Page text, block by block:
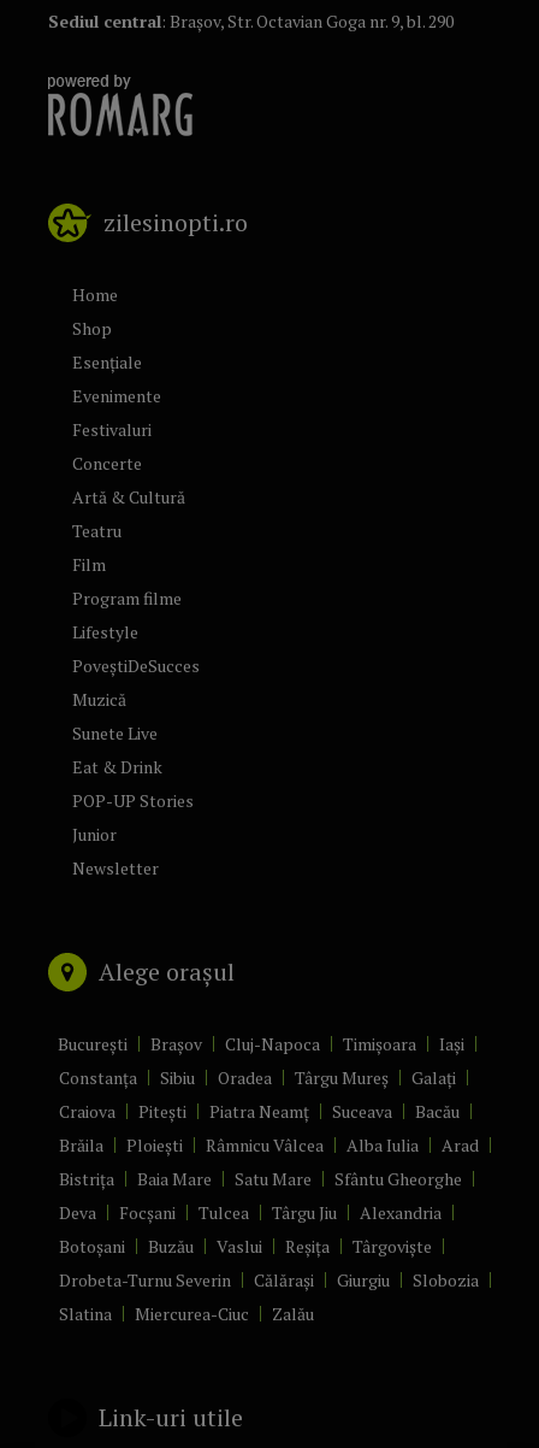
Sediul central: Brașov, Str. Octavian Goga nr. 9, bl. 290
zilesinopti.ro
Home
Shop
Esențiale
Evenimente
Festivaluri
Concerte
Artă & Cultură
Teatru
Film
Program filme
Lifestyle
PoveștiDeSucces
Muzică
Sunete Live
Eat & Drink
POP-UP Stories
Junior
Newsletter
Alege orașul
București Brașov Cluj-Napoca Timișoara
Iași
Constanța
Sibiu Oradea Târgu Mureș
Galați
Craiova
Pitești Piatra Neamț Suceava
Bacău
Brăila
Ploiești Râmnicu Vâlcea Alba Iulia
Arad
Bistrița
Baia Mare Satu Mare
Sfântu Gheorghe
Deva
Focșani Tulcea Târgu Jiu
Alexandria
Botoșani
Buzău Vaslui Reșița
Târgoviște
Drobeta-Turnu Severin
Călărași Giurgiu
Slobozia
Slatina
Miercurea-Ciuc Zalău
Link-uri utile